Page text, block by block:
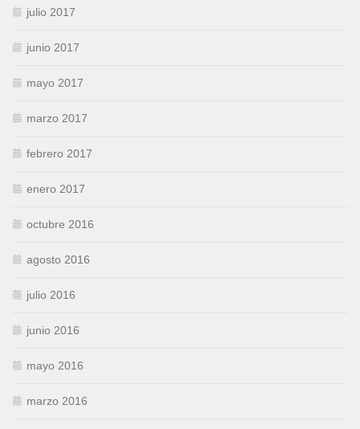
julio 2017
junio 2017
mayo 2017
marzo 2017
febrero 2017
enero 2017
octubre 2016
agosto 2016
julio 2016
junio 2016
mayo 2016
marzo 2016